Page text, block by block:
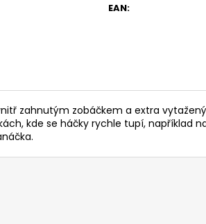
EAN:
zahnutým zobáčkem a extra
kde se háčky rychle tupí, například